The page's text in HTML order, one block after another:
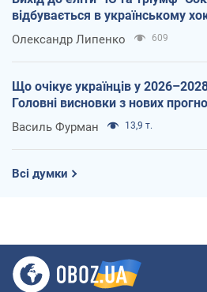
відбувається в українському
Олександр Липенко 609
Що очікує українців у
Головні висновки з нових
Василь Фурман 13,9 т.
Всі думки